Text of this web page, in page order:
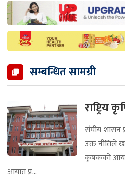
सम्बन्धित सामग्री
राष्ट्रिय
संघीय शासन
उक्त नीतिले
कृषकको आय
आयात प्र...